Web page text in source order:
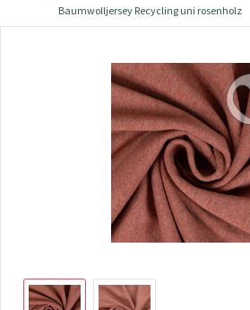
Baumwolljersey Recycling uni rosenholz